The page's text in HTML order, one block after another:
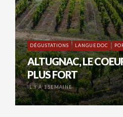
DÉGUSTATIONS LANGUEDOC
ALTUGNAC, LE
PLUS FORT
IL Y A 1 SEMAINE